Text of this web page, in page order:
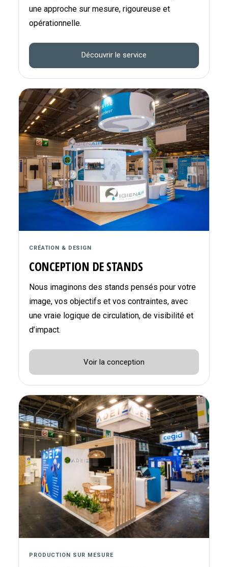
une approche sur mesure, rigoureuse et
opérationnelle.
Découvrir le service
CRÉATION & DESIGN
CONCEPTION DE STANDS
Nous imaginons des stands pensés pour votre
image, vos objectifs et vos contraintes, avec
une vraie logique de circulation, de visibilité et
d’impact.
Voir la conception
PRODUCTION SUR MESURE